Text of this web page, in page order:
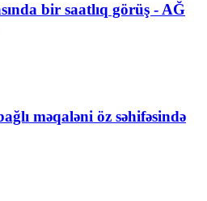
bir saatlıq görüş - AĞ
məqaləni öz səhifəsində